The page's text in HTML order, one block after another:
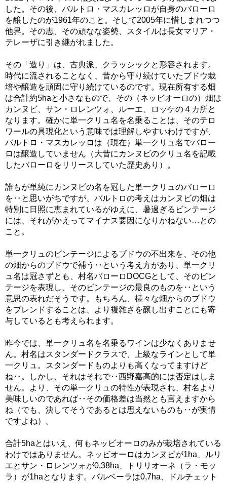
した。その後、バルトロ・マスカレッロが自身のバローロ
を醸したのが1961年のこと。そして2005年に惜しまれつつ
他界。その志、その頑なな姿勢、スタイルは長女マリア・
テレーザに引き継がれました。
その「造り」は、古典派、クラッシックと形容されます。
時代に流されることなく、昔から守り続けていたブドウ栽
培や醸造を頑固に守り続けているのです。現在所有する畑
は合計約5haと小さなもので、その（ネッビオーロの）畑は
カンヌビ、サン・ロレンツォ、ルーエ、ロッケの４カ所と
なります。確かに単一クリュ名を名乗ることは、そのテロ
ワールの具現化という意味では理解しやすいわけですが、
バルトロ・マスカレッロは（現在）単一クリュ名でバロー
ロは醸造していません（大昔にカンヌビのクリュ名を記載
したバローロをリリースしていた歴史あり）。
誰もが単純にカンヌビの名を冠した単一クリュのバローロ
を‥と思いがちですが、バルトロの考えはカンヌビの畑は
特別に日照に恵まれているがゆえに、暑過ぎるビンテージ
には、それがかえってマイナス要因になりかねない…との
こと。
単一クリュのビンテージによるブドウの不出来を、その他
の畑からのブドウで補う‥という考え方があり、単一クリ
ュ名は冠さずとも、村名バローロDOCGとして、そのビン
テージを表現し、そのビンテージの最良のものを‥という
意思の表れだそうです。もちろん、様々な畑からのブドウ
をブレンドすることは、より複雑さを醸し出すことにも寄
与しているとも考えられます。
昨今では、単一クリュ名を名乗るワインは少なくありませ
ん。村名はスタンダードクラスで、上級なラインとして単
一クリュ。スタンダードものよりも高くなってますけど
ね‥。しかし、それはそれで‥西野嘉高的には否定はしま
せん。より、その単一クリュの特性が表現され、村名より
美味しいのであれば‥その価格差は当然とも言えますから
ね（でも、決してそうであるとは思えないものも‥が実情
ですよね）。
合計5haとはいえ、何もネッビオーロのみが栽培されている
わけではありません。ネッビオーロはカンヌビが1ha、ルリ
エとサン・ロレンツォが0,38ha、トリリオーネ（ラ・モッ
ラ）が1haとなります。バルベーラは0,7ha、ドルチェット